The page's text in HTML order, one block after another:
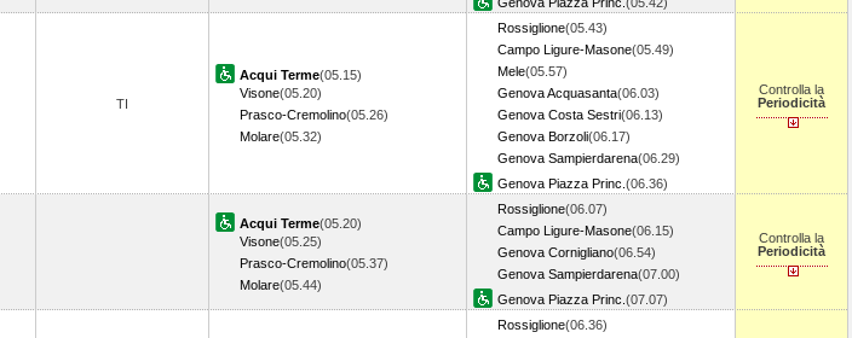
TI
Acqui Terme(05.15)
Visone(05.20)
Prasco-Cremolino(05.26)
Molare(05.32)
Rossiglione(05.43)
Campo Ligure-Masone(05.49)
Mele(05.57)
Genova Acquasanta(06.03)
Genova Costa Sestri(06.13)
Genova Borzoli(06.17)
Genova Sampierdarena(06.29)
Genova Piazza Princ. (06.36)
Controlla la
Periodicità
Acqui Terme(05.20)
Visone(05.25)
Prasco-Cremolino(05.37)
Molare(05.44)
Rossiglione(06.07)
Campo Ligure-Masone(06.15)
Genova Cornigliano(06.54)
Genova Sampierdarena(07.00)
Genova Piazza Princ. (07.07)
Controlla la
Periodicità
Rossiglione(06.36)